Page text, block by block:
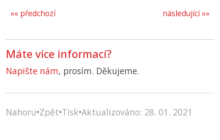
následující »»
«« předchozí
Máte více informací?
Napište nám, prosím. Děkujeme.
Nahoru•Zpět•Tisk•Aktualizováno: 28. 01. 2021